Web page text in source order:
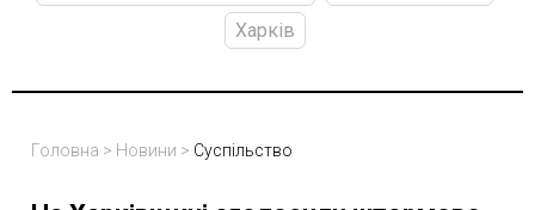
Харків
Головна > Новини > Суспільство